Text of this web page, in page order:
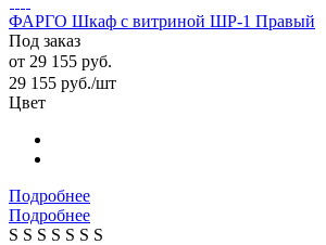
ФАРГО Шкаф с витриной ШР-1 Правый
Под заказ
от 29 155 руб.
29 155 руб./шт
Цвет
Подробнее
Подробнее
S S S S S S S